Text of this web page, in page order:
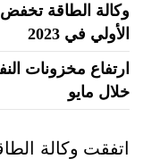
وكالة الطاقة
الأولي في 2023
ارتفاع مخزونات
خلال مايو
اتفقت وكالة